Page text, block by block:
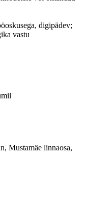
digipädev;
vastu
Mustamäe linnaosa,